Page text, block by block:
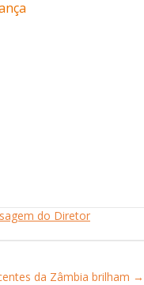
do Diretor
da Zâmbia brilham →